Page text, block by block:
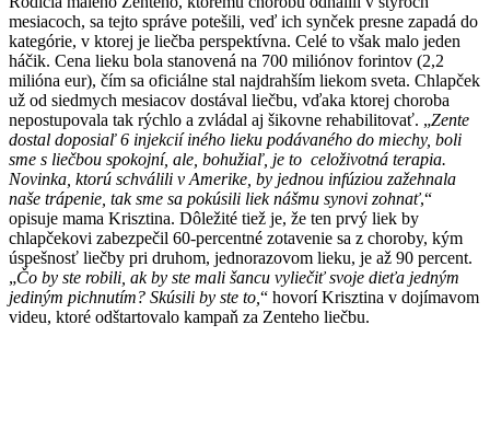
mesiacoch, sa tejto správe potešili, veď ich synček presne zapadá do
kategórie, v ktorej je liečba perspektívna. Celé to však malo jeden
háčik. Cena lieku bola stanovená na 700 miliónov forintov (2,2
milióna eur), čím sa oficiálne stal najdrahším liekom sveta. Chlapček
už od siedmych mesiacov dostával liečbu, vďaka ktorej choroba
nepostupovala tak rýchlo a zvládal aj šikovne rehabilitovať. „Zente
dostal doposiaľ 6 injekcií iného lieku podávaného do miechy, boli
sme s liečbou spokojní, ale, bohužiaľ, je to celoživotná terapia.
Novinka, ktorú schválili v Amerike, by jednou infúziou zažehnala
naše trápenie, tak sme sa pokúsili liek nášmu synovi zohnať,“
opisuje mama Krisztina. Dôležité tiež je, že ten prvý liek by
chlapčekovi zabezpečil 60-percentné zotavenie sa z choroby, kým
úspešnosť liečby pri druhom, jednorazovom lieku, je až 90 percent.
„Čo by ste robili, ak by ste mali šancu vyliečiť svoje dieťa jedným
jediným pichnutím? Skúsili by ste to, “ hovorí Krisztina v dojímavom
videu, ktoré odštartovalo kampaň za Zenteho liečbu.